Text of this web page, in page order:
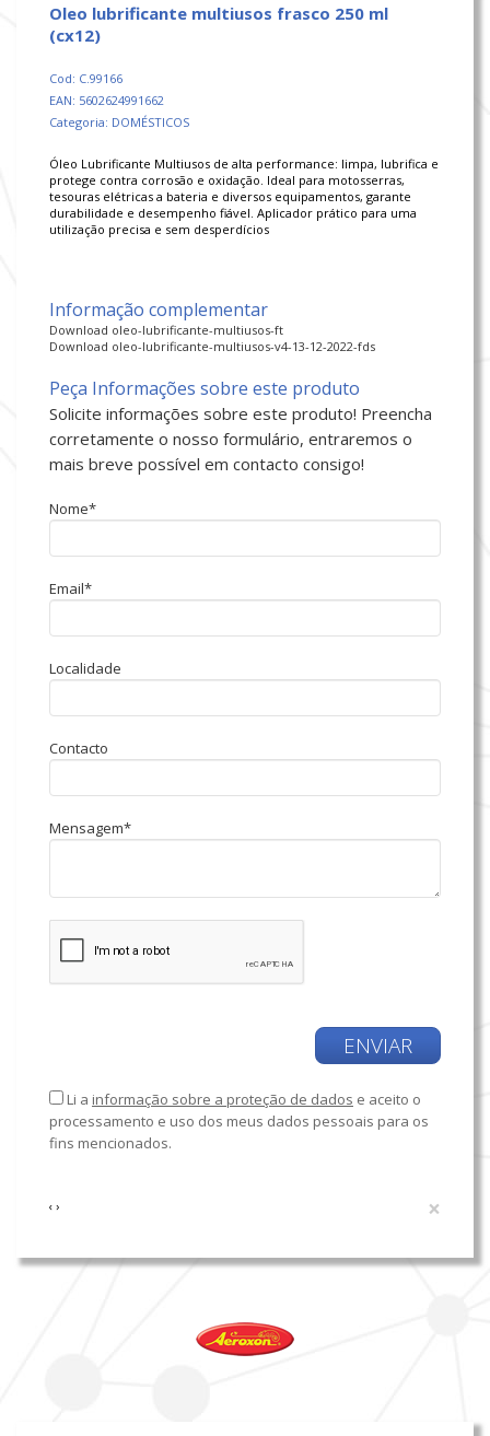
oleo lubrificante multiusos frasco 250 ml
(cx12)
Cod: C.99166
EAN: 5602624991662
Categoria: DOMÉSTICOS
Óleo Lubrificante Multiusos de alta performance: limpa, lubrifica e
protege contra corrosão e oxidação. Ideal para motosserras,
tesouras elétricas a bateria e diversos equipamentos, garante
durabilidade e desempenho fiável. Aplicador prático para uma
utilização precisa e sem desperdícios
Informação complementar
Download oleo-lubrificante-multiusos-ft
Download oleo-lubrificante-multiusos-v4-13-12-2022-fds
Peça Informações sobre este produto
Solicite informações sobre este produto! Preencha
corretamente o nosso formulário, entraremos o
mais breve possível em contacto consigo!
Nome*
Email*
Localidade
Contacto
Mensagem*
ENVIAR
Li a informação sobre a proteção de dados e aceito o
processamento e uso dos meus dados pessoais para os
fins mencionados.
‹ › ×